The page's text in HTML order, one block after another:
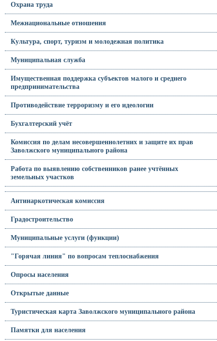
Охрана труда
Межнациональные отношения
Культура, спорт, туризм и молодежная политика
Муниципальная служба
Имущественная поддержка субъектов малого и среднего
предпринимательства
Противодействие терроризму и его идеологии
Бухгалтерский учёт
Комиссия по делам несовершеннолетних и защите их прав
Заволжского муниципального района
Работа по выявлению собственников ранее учтённых
земельных участков
Антинаркотическая комиссия
Градостроительство
Муниципальные услуги (функции)
"Горячая линия" по вопросам теплоснабжения
Опросы населения
Открытые данные
Туристическая карта Заволжского муниципального района
Памятки для населения